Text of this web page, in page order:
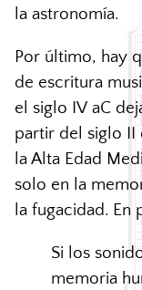
la astronomía.
Por último, hay
de escritura
el siglo IV aC
partir del siglo II
la Alta Edad
solo en la
la fugacidad. En
Si los
memoria